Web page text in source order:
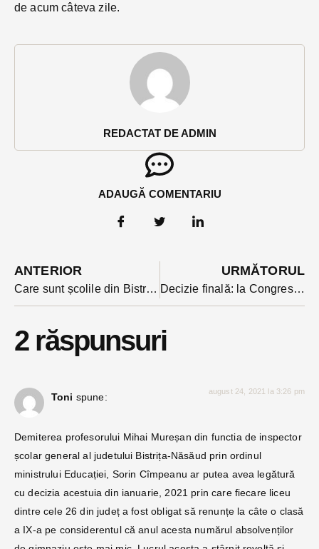
REDACTAT DE ADMIN
ADAUGĂ COMENTARIU
de acum câteva zile.
ANTERIOR
Care sunt școlile din Bistrița-Năsăud care vor asigura în noul an școlar o masă caldă elevilor
URMĂTORUL
Decizie finală: la Congresul USR din octombrie se intră doar vaccinat. Cererile pentru derogare respinse de Biroul Național
2 răspunsuri
Toni spune: august 24, 2021 la 3:26 pm
Demiterea profesorului Mihai Mureșan din functia de inspector
școlar general al judetului Bistrița-Năsăud prin ordinul
ministrului Educației, Sorin Cîmpeanu ar putea avea legătură
cu decizia acestuia din ianuarie, 2021 prin care fiecare liceu
dintre cele 26 din județ a fost obligat să renunțe la câte o clasă
a IX-a pe considerentul că anul acesta numărul absolvenților